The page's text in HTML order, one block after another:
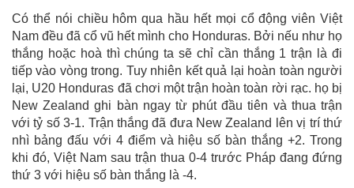
Có thể nói chiều hôm qua hầu hết mọi cổ động viên Việt
Nam đều đã cổ vũ hết mình cho Honduras. Bởi nếu như họ
thắng hoặc hoà thì chúng ta sẽ chỉ cần thắng 1 trận là đi
tiếp vào vòng trong. Tuy nhiên kết quả lại hoàn toàn người
lại, U20 Honduras đã chơi một trận hoàn toàn rời rạc. họ bị
New Zealand ghi bàn ngay từ phút đầu tiên và thua trận
với tỷ số 3-1. Trận thắng đã đưa New Zealand lên vị trí thứ
nhì bảng đấu với 4 điểm và hiệu số bàn thắng +2. Trong
khi đó, Việt Nam sau trận thua 0-4 trước Pháp đang đứng
thứ 3 với hiệu số bàn thắng là -4.